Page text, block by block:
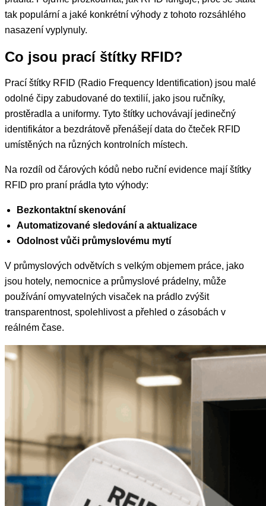
tak populární a jaké konkrétní výhody z tohoto rozsáhlého
nasazení vyplynuly.
Co jsou prací štítky RFID?
Prací štítky RFID (Radio Frequency Identification) jsou malé
odolné čipy zabudované do textilií, jako jsou ručníky,
prostěradla a uniformy. Tyto štítky uchovávají jedinečný
identifikátor a bezdrátově přenášejí data do čteček RFID
umístěných na různých kontrolních místech.
Na rozdíl od čárových kódů nebo ruční evidence mají štítky
RFID pro praní prádla tyto výhody:
Bezkontaktní skenování
Automatizované sledování a aktualizace
Odolnost vůči průmyslovému mytí
V průmyslových odvětvích s velkým objemem práce, jako
jsou hotely, nemocnice a průmyslové prádelny, může
používání omyvatelných visaček na prádlo zvýšit
transparentnost, spolehlivost a přehled o zásobách v
reálném čase.